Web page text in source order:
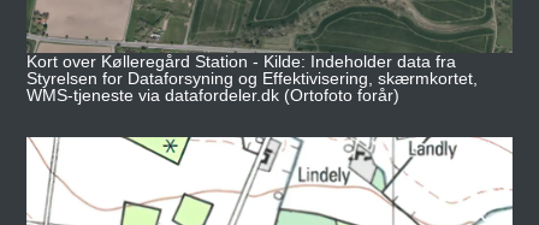
Kort over Kølleregård Station - Kilde: Indeholder data fra
Styrelsen for Dataforsyning og Effektivisering, skærmkortet,
WMS-tjeneste via datafordeler.dk (Ortofoto forår)